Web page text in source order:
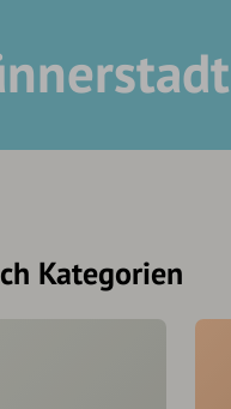
Kategorien